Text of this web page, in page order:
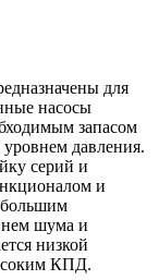
для
насосы
запасом
давления.
серий и
и
большим
шума и
низкой
КПД.